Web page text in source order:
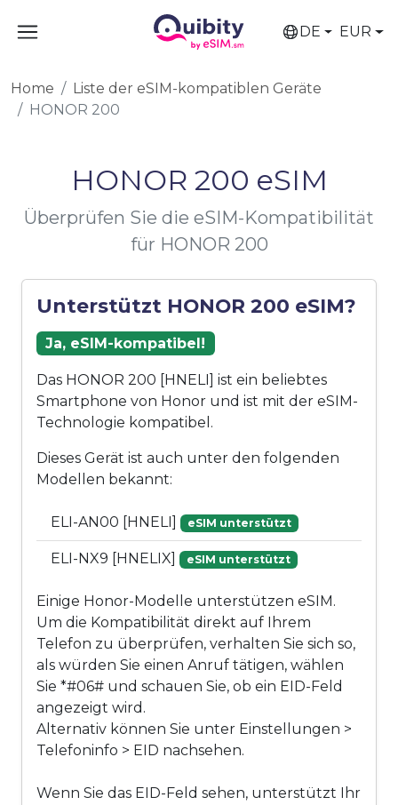
DE EUR
Home
Liste der eSIM-kompatiblen Geräte
HONOR 200
HONOR 200 eSIM
Überprüfen Sie die eSIM-Kompatibilität
für HONOR 200
Unterstützt HONOR 200 eSIM?
Ja, eSIM-kompatibel!
Das HONOR 200 [HNELI] ist ein beliebtes
Smartphone von Honor und ist mit der eSIM-
Technologie kompatibel.
Dieses Gerät ist auch unter den folgenden
Modellen bekannt:
ELI-AN00 [HNELI] eSIM unterstützt
ELI-NX9 [HNELIX] eSIM unterstützt
Einige Honor-Modelle unterstützen eSIM.
Um die Kompatibilität direkt auf Ihrem
Telefon zu überprüfen, verhalten Sie sich so,
als würden Sie einen Anruf tätigen, wählen
Sie *#06# und schauen Sie, ob ein EID-Feld
angezeigt wird.
Alternativ können Sie unter Einstellungen >
Telefoninfo > EID nachsehen.
Wenn Sie das EID-Feld sehen, unterstützt Ihr